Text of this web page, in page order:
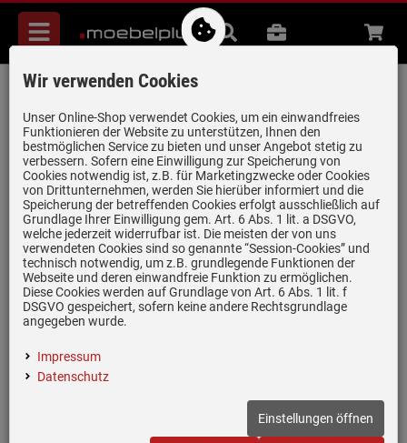
Menü
Suche
B2B Beratung
AEG A9SZGB01 Glaskorb
Artikel-Nummer:19948921 | Herstellernummer:902979555 |
EAN:7321423447504
Wir verwenden Cookies
Unser Online-Shop verwendet Cookies, um ein einwandfreies
Funktionieren der Website zu unterstützen, Ihnen den
bestmöglichen Service zu bieten und unser Angebot stetig zu
verbessern. Sofern eine Einwilligung zur Speicherung von
Cookies notwendig ist, z.B. für Marketingzwecke oder Cookies
von Drittunternehmen, werden Sie hierüber informiert und die
Speicherung der betreffenden Cookies erfolgt ausschließlich auf
Grundlage Ihrer Einwilligung gem. Art. 6 Abs. 1 lit. a DSGVO,
welche jederzeit widerrufbar ist. Die meisten der von uns
verwendeten Cookies sind so genannte “Session-Cookies” und
technisch notwendig, um z.B. grundlegende Funktionen der
Webseite und deren einwandfreie Funktion zu ermöglichen.
Diese Cookies werden auf Grundlage von Art. 6 Abs. 1 lit. f
DSGVO gespeichert, sofern keine andere Rechtsgrundlage
angegeben wurde.
Impressum
Datenschutz
Einstellungen öffnen